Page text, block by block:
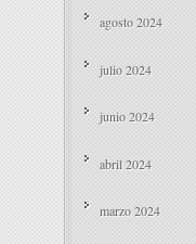
agosto 2024
julio 2024
junio 2024
abril 2024
marzo 2024